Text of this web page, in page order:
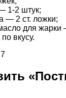
1-2 штук;
— 2 ст. ложки;
для жарки
вкусу.